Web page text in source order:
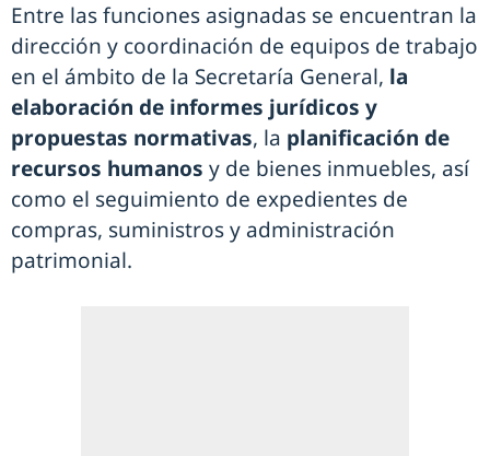
Entre las funciones asignadas se encuentran la
dirección y coordinación de equipos de trabajo
en el ámbito de la Secretaría General, la
elaboración de informes jurídicos y
propuestas normativas, la planificación de
recursos humanos y de bienes inmuebles, así
como el seguimiento de expedientes de
compras, suministros y administración
patrimonial.